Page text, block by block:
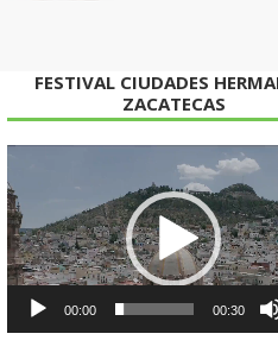
FESTIVAL CIUDADES
ZACATECAS
de
vídeo
00:00 00:30